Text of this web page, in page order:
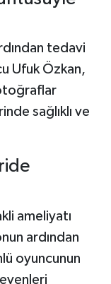
tedavi
Ufuk Özkan,
sağlıklı ve
ameliyatı
ardından
oyuncunun